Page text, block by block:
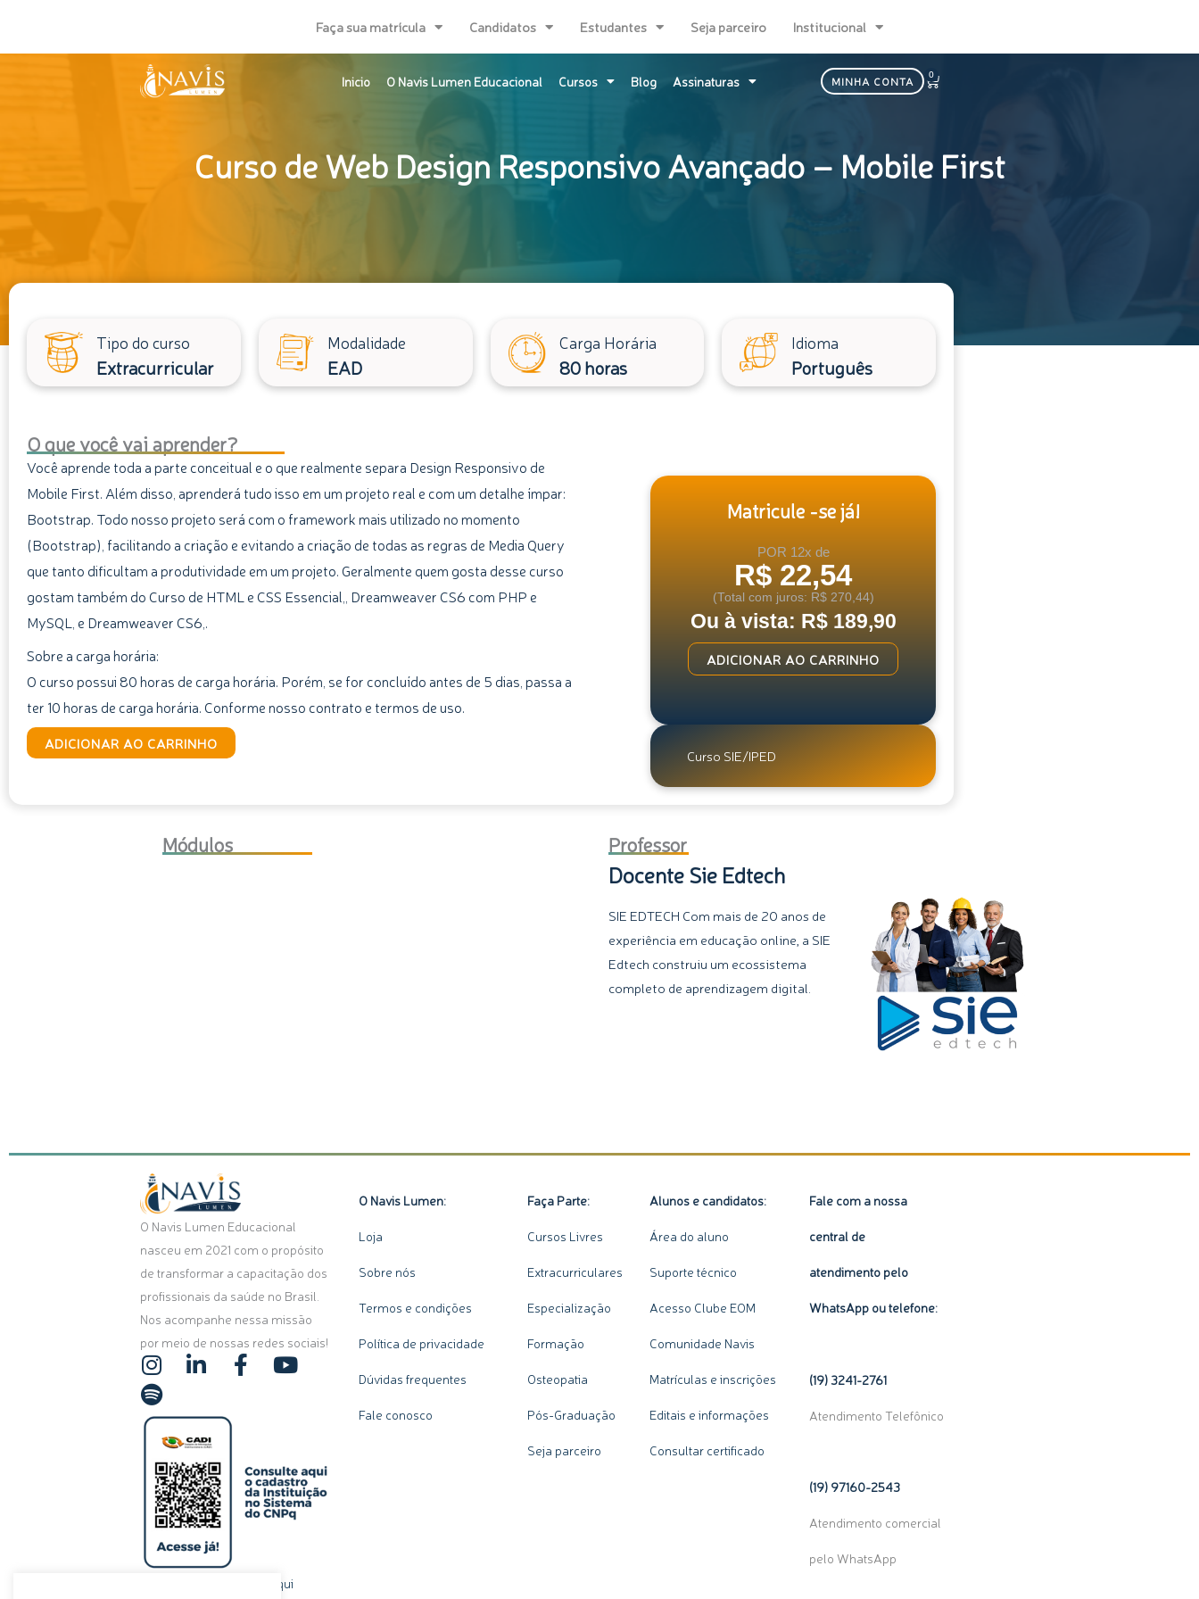
o
Faça sua matrícula Candidatos Estudantes Seja parceiro Institucional
Inicio O Navis Lumen Educacional Cursos Blog Assinaturas MINHA CONTA
0
Carrinho
Curso de Web Design Responsivo Avançado – Mobile First
Tipo do curso
Extracurricular
Modalidade
EAD
Carga Horária
80 horas
Idioma
Português
O que você vai aprender?
Você aprende toda a parte conceitual e o que realmente separa Design Responsivo de
Mobile First. Além disso, aprenderá tudo isso em um projeto real e com um detalhe ímpar:
Bootstrap. Todo nosso projeto será com o framework mais utilizado no momento
(Bootstrap), facilitando a criação e evitando a criação de todas as regras de Media Query
que tanto dificultam a produtividade em um projeto. Geralmente quem gosta desse curso
gostam também do Curso de HTML e CSS Essencial,, Dreamweaver CS6 com PHP e
MySQL, e Dreamweaver CS6,.
Sobre a carga horária:
O curso possui 80 horas de carga horária. Porém, se for concluído antes de 5 dias, passa a
ter 10 horas de carga horária. Conforme nosso contrato e termos de uso.
Curso
de
ADICIONAR AO CARRINHO
Matricule -se já!
POR 12x de
R$ 22,54
(Total com juros: R$ 270,44)
Ou à vista: R$ 189,90
Curso
de
Design
Responsivo
quantidade
ADICIONAR AO CARRINHO
Curso SIE/IPED
Módulos Professor
Docente Sie Edtech
SIE EDTECH Com mais de 20 anos de
experiência em educação online, a SIE
Edtech construiu um ecossistema
completo de aprendizagem digital.
O Navis Lumen Educacional
nasceu em 2021 com o propósito
de transformar a capacitação dos
profissionais da saúde no Brasil.
Nos acompanhe nessa missão
por meio de nossas redes sociais!
I
n
s
g
r
a
m
L
n
k
e
d
i
n
-
i
F
a
o
o
k
Y
b
e
S
p
o
f
y
clique aqui
O Navis Lumen:
Loja
Sobre nós
Termos e condições
Política de privacidade
Dúvidas frequentes
Fale conosco
Faça Parte:
Cursos Livres
Extracurriculares
Especialização
Formação
Osteopatia
Pós-Graduação
Seja parceiro
Alunos e candidatos:
Área do aluno
Suporte técnico
Acesso Clube EOM
Comunidade Navis
Matrículas e inscrições
Editais e informações
Consultar certificado
Fale com a nossa
central de
atendimento pelo
WhatsApp ou telefone:
(19) 3241-2761
Atendimento Telefônico
(19) 97160-2543
Atendimento comercial
pelo WhatsApp